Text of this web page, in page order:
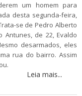
um homem para
desta segunda-feira,
se de Pedro Alberto
Antunes, de 22, Evaldo
desarmados, eles
rua do bairro. Assim
Leia mais...